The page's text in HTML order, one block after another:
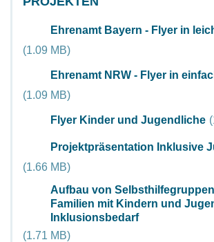
DocumentEhrenamt Bayern - Flyer in
(1.09 MB)
DocumentEhrenamt NRW - Flyer in
(1.09 MB)
DocumentFlyer Kinder und Jugendliche
DocumentProjektpräsentation Inklusive
(1.66 MB)
Document
Aufbau von
Familien mit Kindern und
Inklusionsbedarf
(1.71 MB)